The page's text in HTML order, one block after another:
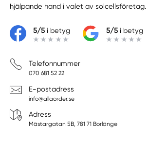
hjälpande hand i valet av solcellsföretag.
5/5i betyg 5/5i betyg
Telefonnummer
070 681 52 22
E-postadress
info@allaorder.se
Adress
Mästargatan 5B, 781 71 Borlänge